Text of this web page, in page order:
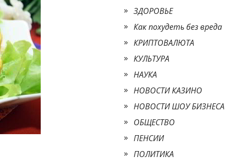
ЗДОРОВЬЕ
Как похудеть без вреда
КРИПТОВАЛЮТА
КУЛЬТУРА
НАУКА
НОВОСТИ КАЗИНО
НОВОСТИ ШОУ БИЗНЕСА
ОБЩЕСТВО
ПЕНСИИ
ПОЛИТИКА